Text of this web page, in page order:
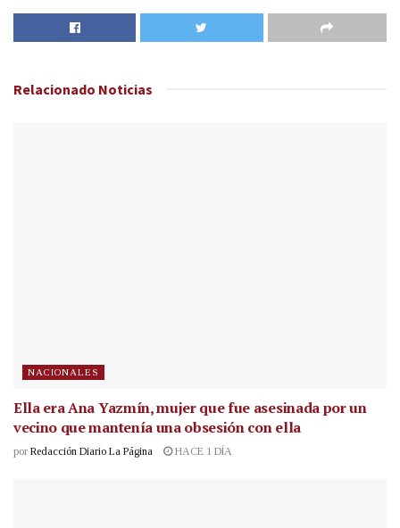
Relacionado Noticias
NACIONALES
Ella era Ana Yazmín, mujer que fue asesinada por un
vecino que mantenía una obsesión con ella
por Redacción Diario La Página HACE 1 DÍA